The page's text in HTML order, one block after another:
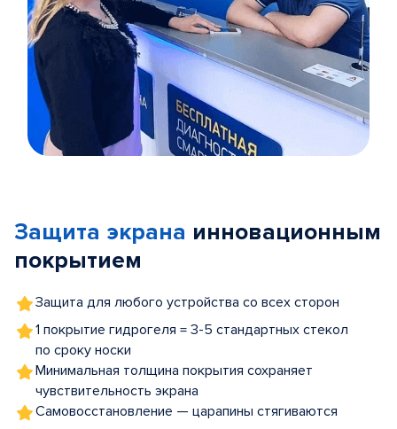
5
Защита экрана инновационным
покрытием
Защита для любого устройства со всех сторон
1 покрытие гидрогеля = 3-5 стандартных стекол
по сроку носки
Минимальная толщина покрытия сохраняет
чувствительность экрана
Самовосстановление — царапины стягиваются